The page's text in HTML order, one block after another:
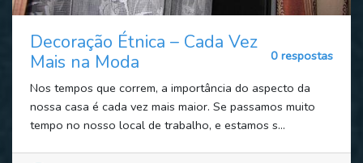
Decoração Étnica – Cada Vez
Mais na Moda
0 respostas
Nos tempos que correm, a importância do aspecto da
nossa casa é cada vez mais maior. Se passamos muito
tempo no nosso local de trabalho, e estamos s...